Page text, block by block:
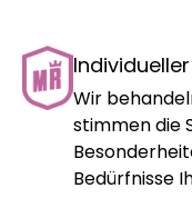
Wir
stimmen die
Bedürfnisse